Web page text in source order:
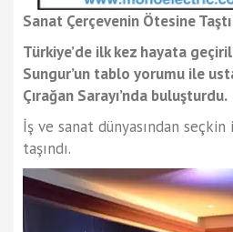
Sanat Çerçevenin Ötesine
Türkiye’de ilk kez hayata
Sungur’un tablo yorumu ile
Çırağan Sarayı’nda buluşturdu.
İş ve sanat dünyasından
taşındı.